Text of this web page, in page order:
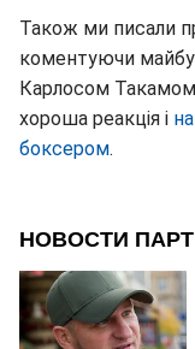
Також ми писали
коментуючи
Карлосом
хороша реакція і
боксером.